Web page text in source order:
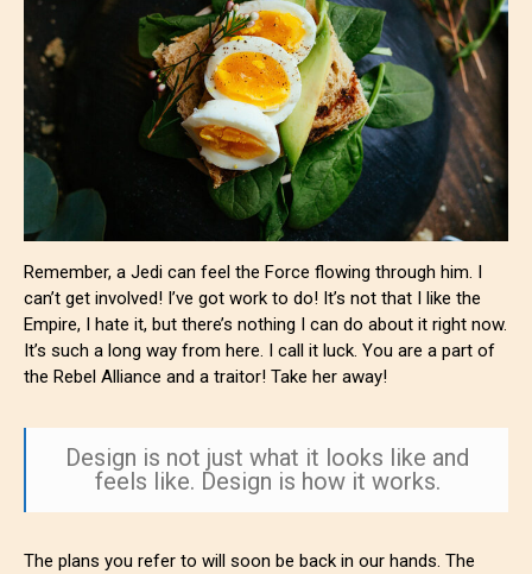
Remember, a Jedi can feel the Force flowing through him. I
can’t get involved! I’ve got work to do! It’s not that I like the
Empire, I hate it, but there’s nothing I can do about it right now.
It’s such a long way from here. I call it luck. You are a part of
the Rebel Alliance and a traitor! Take her away!
Design is not just what it looks like and
feels like. Design is how it works.
The plans you refer to will soon be back in our hands. The